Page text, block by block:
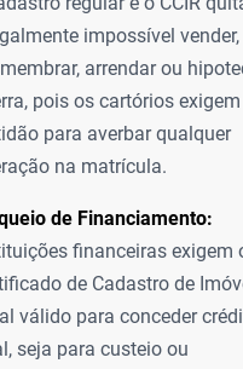
impossível vender,
arrendar ou
pois os cartórios
para averbar qualquer
na matrícula.
de Financiamento:
financeiras exigem
de Cadastro de
válido para conceder
seja para custeio ou